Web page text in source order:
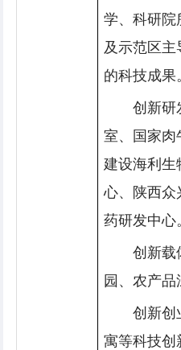
学、科研院
及示范区
的科技成果
创新研
室、国家肉
建设海利生
心、陕西众
药研发中心
创新载
园、农产品
创新创
寓等科技创